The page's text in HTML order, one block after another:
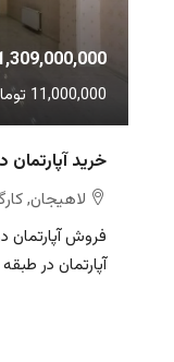
1,309,000,000
11,000,000 تومان
خرید
لاهیجان,
فروش آپارتمان
آپارتمان در